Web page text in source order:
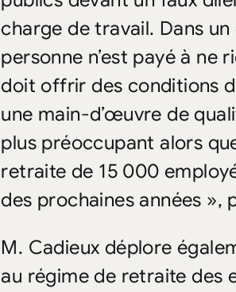
charge de travail. Dans
personne n’est payé à ne
doit offrir des conditions
une main-d’œuvre de
plus préoccupant alors
retraite de 15 000
des prochaines années »,
M. Cadieux déplore
au régime de retraite des